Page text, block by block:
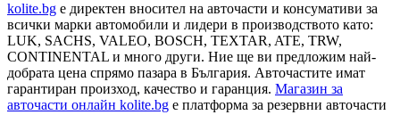
kolite.bg e директен вносител на авточасти и консумативи за
всички марки автомобили и лидери в производството като:
LUK, SACHS, VALEO, BOSCH, TEXTAR, ATE, TRW,
CONTINENTAL и много други. Ние ще ви предложим най-
добрата цена спрямо пазара в България. Авточастите имат
гарантиран произход, качество и гаранция. Магазин за
авточасти онлайн kolite.bg е платформа за резервни авточасти